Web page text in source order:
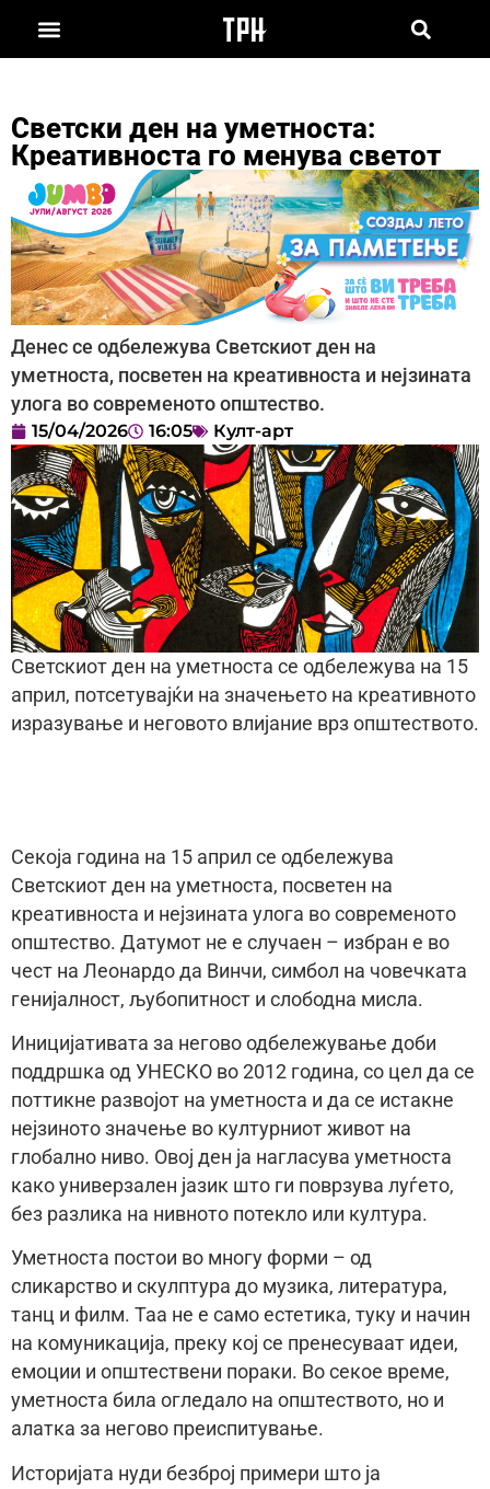
Светски ден на уметноста:
Креативноста го менува светот
Денес се одбележува Светскиот ден на
уметноста, посветен на креативноста и нејзината
улога во современото општество.
15/04/2026 16:05 Култ-арт
Светскиот ден на уметноста се одбележува на 15
април, потсетувајќи на значењето на креативното
изразување и неговото влијание врз општеството.
Секоја година на 15 април се одбележува
Светскиот ден на уметноста, посветен на
креативноста и нејзината улога во современото
општество. Датумот не е случаен – избран е во
чест на Леонардо да Винчи, симбол на човечката
генијалност, љубопитност и слободна мисла.
Иницијативата за негово одбележување доби
поддршка од УНЕСКО во 2012 година, со цел да се
поттикне развојот на уметноста и да се истакне
нејзиното значење во културниот живот на
глобално ниво. Овој ден ја нагласува уметноста
како универзален јазик што ги поврзува луѓето,
без разлика на нивното потекло или култура.
Уметноста постои во многу форми – од
сликарство и скулптура до музика, литература,
танц и филм. Таа не е само естетика, туку и начин
на комуникација, преку кој се пренесуваат идеи,
емоции и општествени пораки. Во секое време,
уметноста била огледало на општеството, но и
алатка за негово преиспитување.
Историјата нуди безброј примери што ја